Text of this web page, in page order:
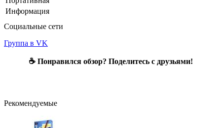
Информация
Социальные сети
Группа в VK
☕ Понравился обзор? Поделитесь с друзьями!
Рекомендуемые